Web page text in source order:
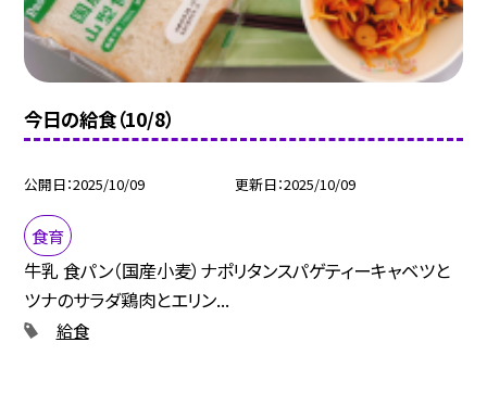
今日の給食（10/8）
公開日 2025/10/09 更新日 2025/10/09
食育
牛乳 食パン（国産小麦）ナポリタンスパゲティーキャベツと
ツナのサラダ鶏肉とエリン...
給食